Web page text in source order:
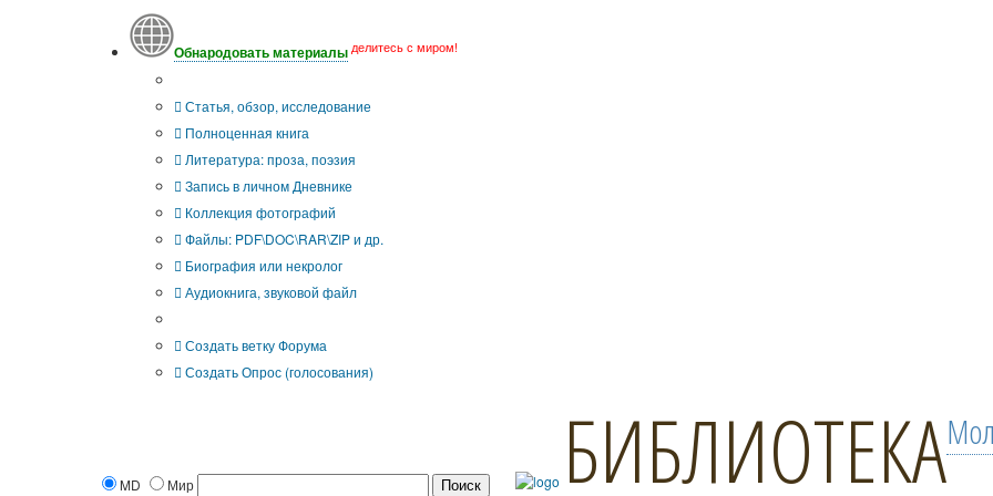
Обнародовать материалы делитесь с миром!
Статья, обзор, исследование
Полноценная книга
Литература: проза, поэзия
Запись в личном Дневнике
Коллекция фотографий
Файлы: PDF\DOC\RAR\ZIP и др.
Биография или некролог
Аудиокнига, звуковой файл
Создать ветку Форума
Создать Опрос (голосования)
MD Мир БИБЛИОТЕКА